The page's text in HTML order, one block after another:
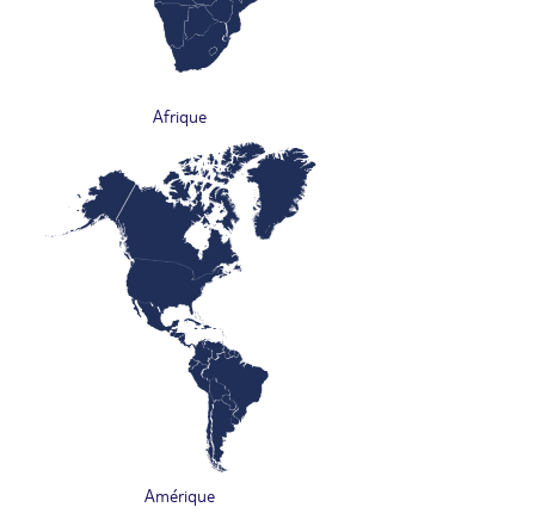
Afrique
Amérique